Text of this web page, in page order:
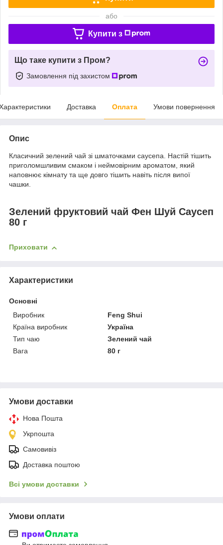
або
Купити з
Що таке купити з Пром?
Замовлення під захистом
Доставка Оплата Умови повернення
Опис
Класичний зелений чай зі шматочками саусепа. Настій тішить
приголомшливим смаком і неймовірним ароматом, який
наповнює кімнату та ще довго тішить навіть після випої
чашки.
Зелений фруктовий чай Фен Шуй Саусеп
80 г
Приховати
Характеристики
Основні
Виробник
Feng Shui
Країна виробник
Україна
Тип чаю
Зелений чай
Вага
80 г
Умови доставки
Нова Пошта
Укрпошта
Самовивіз
Доставка поштою
Всі умови доставки
Умови оплати